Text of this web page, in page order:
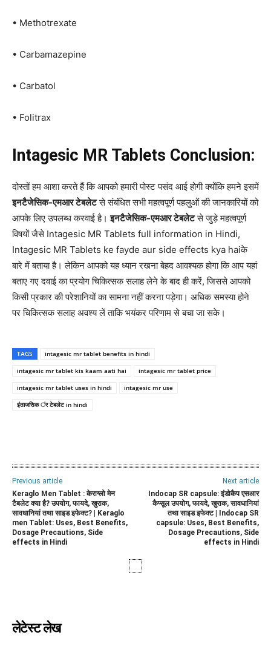
• Methotrexate
• Carbamazepine
• Carbatol
• Folitrax
Intagesic MR Tablets Conclusion:
दोस्तों हम आशा करते हैं कि आपको हमारी पोस्ट पसंद आई होगी क्योंकि हमने इसमें
इनटैजेसिक-एमआर टेबलेटसे संबंधित सभी महत्वपूर्ण पहलुओं की जानकारियों को
आपके लिए उपलब्ध करवाई है।इनटैजेसिक-एमआर टेबलेटसे जुड़े महत्वपूर्ण
विषयों जैसे Intagesic MR Tablets full information in Hindi,
Intagesic MR Tablets ke fayde aur side effects kya haiके
बारे में बताया है। लेकिन आपको यह ध्यान रखना बेहद आवश्यक होगा कि आप यहां
बताए गए दवाई का प्रयोग चिकित्सक सलाह लेने के बाद ही करें, जिससे आपको
किसी प्रकार की परेशानियों का सामना नहीं करना पड़ेगा। अधिक समस्या होने
पर चिकित्सक सलाह अवश्य लें ताकि भयंकर परिणाम से बचा जा सके।
TAGS
intagesic mr tablet benefits in hindi
intagesic mr tablet kis kaam aati hai
intagesic mr tablet price
intagesic mr tablet uses in hindi
intagesic mr use
इंताजसिक ंर टेबलेट in hindi
Previous article
Keraglo Men Tablet : केराग्लो मेन
टैबलेट क्या है? उपयोग, फायदे, खुराक,
सावधानियां तथा साइड इफेक्ट? | Keraglo
men Tablet: Uses, Best Benefits,
Dosage Precautions, Side
effects in Hindi
Next article
Indocap SR capsule: इंडोकैप एसआर
कैप्सूल उपयोग, फायदे, खुराक, सावधानियां
तथा साइड इफेक्ट | Indocap SR
capsule: Uses, Best Benefits,
Dosage Precautions, Side
effects in Hindi
लेटेस्ट लेख